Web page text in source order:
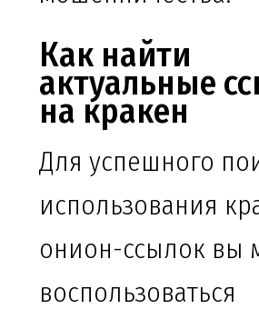
Как найти
актуальные
на кракен
Для успешного
использования
онион-ссылок вы
воспользоваться